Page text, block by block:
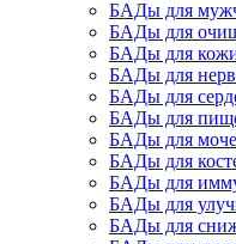
БАДы для
БАДы для
БАДы для
БАДы для
БАДы для
БАДы для
БАДы для
БАДы для
БАДы для
БАДы для
БАДы для